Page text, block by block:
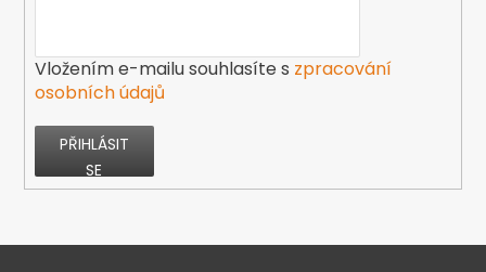
Vložením e-mailu souhlasíte s zpracování
osobních údajů
PŘIHLÁSIT
SE
Z